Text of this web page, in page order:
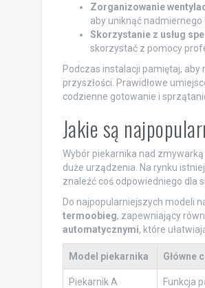
Zorganizowanie
aby uniknąć
Skorzystanie z usług
skorzystać z pomocy
Podczas instalacji pamiętaj,
przyszłości. Prawidłowe
codzienne gotowanie i
Jakie są
Wybór piekarnika nad
duże urządzenia. Na rynku
znaleźć coś odpowiedniego dla
Do najpopularniejszych modeli
termoobieg, zapewniający
automatycznymi, które
Model piekarnika Główne
Piekarnik A Funkcja